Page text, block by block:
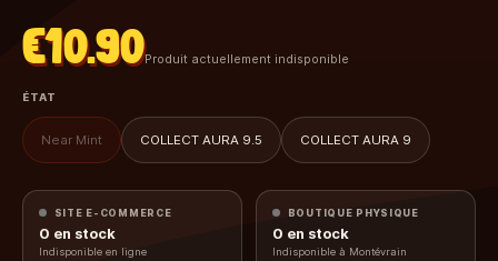
€10.90Produit actuellement indisponible
ÉTAT
Near Mint COLLECT AURA 9.5 COLLECT AURA 9
SITE E-COMMERCE
0 en stock
Indisponible en ligne
BOUTIQUE PHYSIQUE
0 en stock
Indisponible à Montévrain